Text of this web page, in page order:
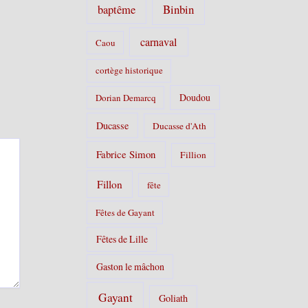
baptême Binbin
Caou carnaval
cortège historique
Dorian Demarcq Doudou
Ducasse Ducasse d'Ath
Fabrice Simon Fillion
Fillon fête
Fêtes de Gayant
Fêtes de Lille
Gaston le mâchon
Gayant Goliath